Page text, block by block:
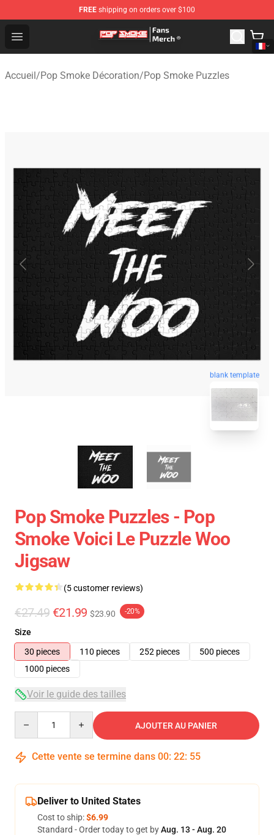
FREE shipping on orders over $100
Open menu
Pop Smoke Store - Official Pop Smoke Merchandise
Accueil/Pop Smoke Décoration/Pop Smoke Puzzles
blank template
Pop Smoke Puzzles - Pop
Smoke Voici Le Puzzle Woo
Jigsaw
(5 customer reviews)
€27.49 €21.99 $23.90 -20%
Size
30 pieces
110 pieces 252 pieces
500 pieces
1000 pieces
Voir le guide des tailles
AJOUTER AU PANIER
Cette vente se termine dans 00: 22: 54
Deliver to United States
Cost to ship:$6.99
Standard - Order today to get byAug. 13 - Aug. 20